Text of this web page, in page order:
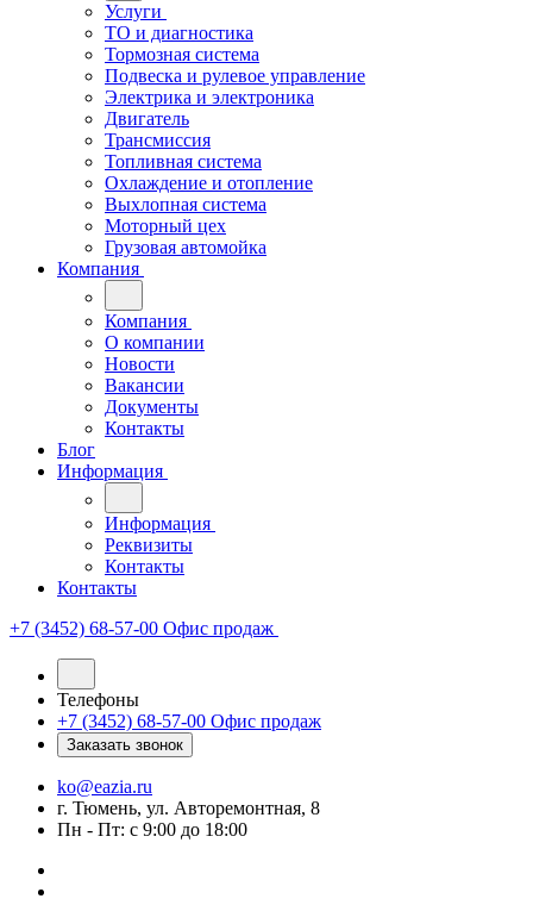
Услуги
ТО и диагностика
Тормозная система
Подвеска и рулевое управление
Электрика и электроника
Двигатель
Трансмиссия
Топливная система
Охлаждение и отопление
Выхлопная система
Моторный цех
Грузовая автомойка
Компания
Компания
О компании
Новости
Вакансии
Документы
Контакты
Блог
Информация
Информация
Реквизиты
Контакты
Контакты
+7 (3452) 68-57-00 Офис продаж
Телефоны
+7 (3452) 68-57-00 Офис продаж
Заказать звонок
ko@eazia.ru
г. Тюмень, ул. Авторемонтная, 8
Пн - Пт: с 9:00 до 18:00